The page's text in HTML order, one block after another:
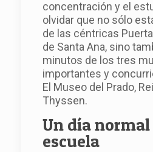
concentración y el
olvidar que no sólo
de las céntricas
de Santa Ana, sino
minutos de los tres
importantes y
El Museo del Prado,
Thyssen.
Un día normal
escuela